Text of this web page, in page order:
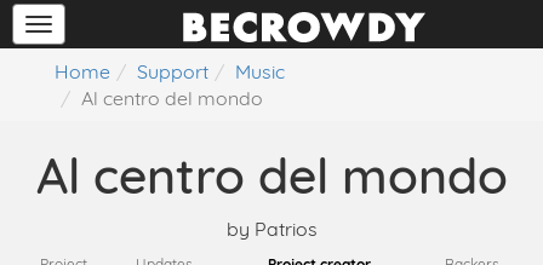
Home Support
Music
Al centro del mondo
Al centro del mondo
by Patrios